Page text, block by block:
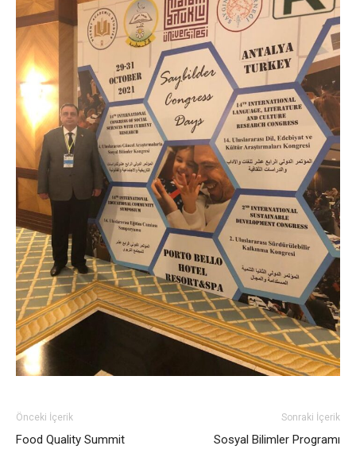
Önceki İçerik
Food Quality Summit
Sonraki İçerik
Sosyal Bilimler Programı